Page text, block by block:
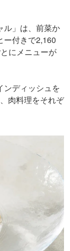
ル」は、前菜か
ー付きで2,160
にメニューが
ンディッシュを
肉料理をそれぞ